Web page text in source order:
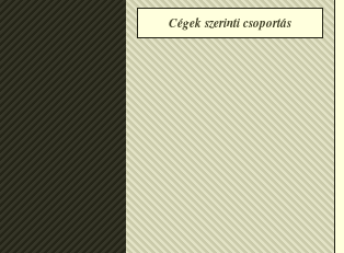
Cégek szerinti csoportás